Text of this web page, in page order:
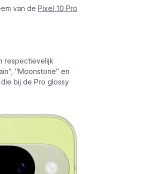
van de Pixel 10 Pro
respectievelijk
"Moonstone" en
bij de Pro glossy